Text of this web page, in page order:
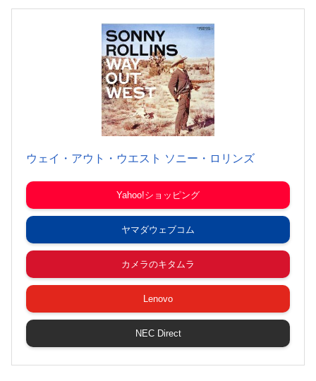
ウェイ・アウト・ウエスト ソニー・ロリンズ
Yahoo!ショッピング
ヤマダウェブコム
カメラのキタムラ
Lenovo
NEC Direct